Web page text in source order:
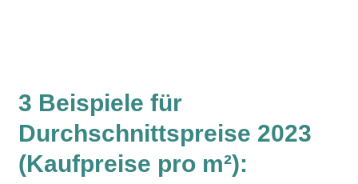
3 Beispiele für
Durchschnittspreise 2023
(Kaufpreise pro m²):